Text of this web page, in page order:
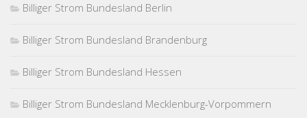
Billiger Strom Bundesland Berlin
Billiger Strom Bundesland Brandenburg
Billiger Strom Bundesland Hessen
Billiger Strom Bundesland Mecklenburg-Vorpommern